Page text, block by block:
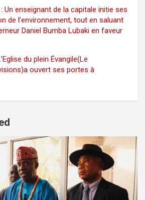
Un enseignant de la capitale initie ses
de l’environnement, tout en saluant
Daniel Bumba Lubaki en faveur
du plein Évangile(Le
ouvert ses portes à